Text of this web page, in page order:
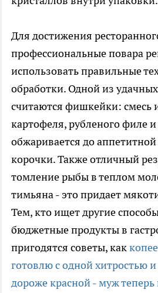
Для достижения
профессиональные повара
использовать правильные
обработки. Одной из
считаются фишкейки: смесь
картофеля, рубленого филе
обжаривается до
корочки. Также отличный
томление рыбы в теплом
тимьяна - это придает
Тем, кто ищет другие
бюджетные продукты в
пригодятся советы, как
готовлю с одной хитростью
дороже красной - муж